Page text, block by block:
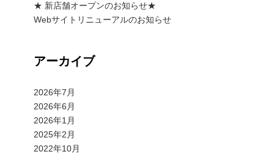
★ 新店舗オープンのお知らせ★
Webサイトリニューアルのお知らせ
アーカイブ
2026年7月
2026年6月
2026年1月
2025年2月
2022年10月